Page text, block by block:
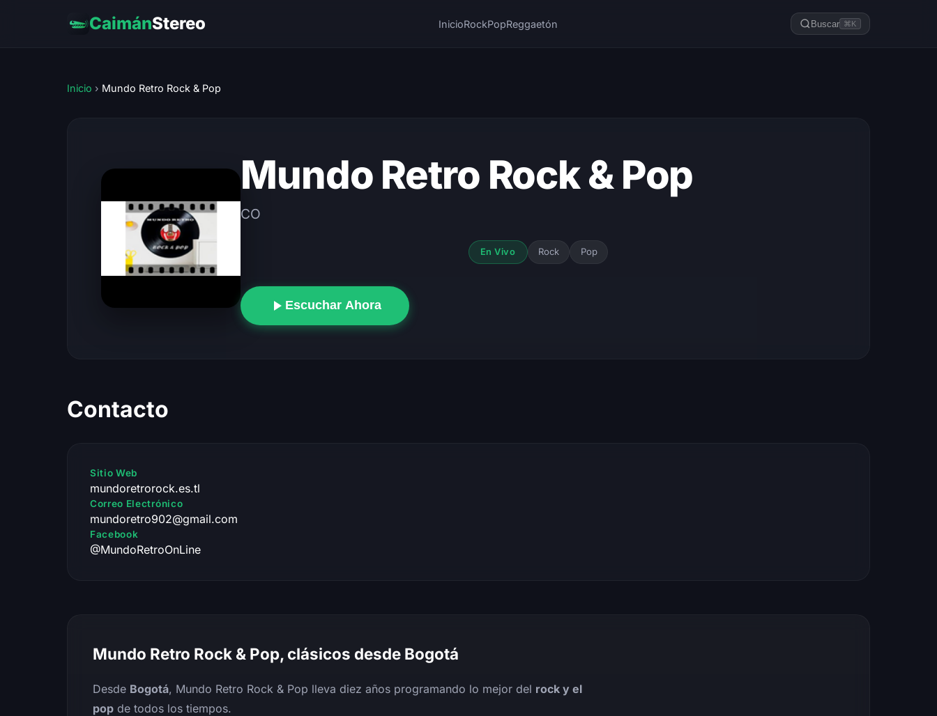
CaimánStereo InicioRockPopReggaetón Buscar ⌘K
Inicio › Mundo Retro Rock & Pop
Mundo Retro Rock & Pop
CO
En Vivo Rock Pop
Escuchar Ahora
Contacto
Sitio Web
mundoretrorock.es.tl
Correo Electrónico
mundoretro902@gmail.com
Facebook
@MundoRetroOnLine
Mundo Retro Rock & Pop, clásicos desde Bogotá
Desde Bogotá, Mundo Retro Rock & Pop lleva diez años programando lo mejor del rock y el
pop de todos los tiempos.